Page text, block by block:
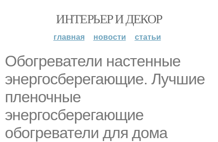
ИНТЕРЬЕР И ДЕКОР
главная новости статьи
Обогреватели настенные
энергосберегающие. Лучшие
пленочные
энергосберегающие
обогреватели для дома